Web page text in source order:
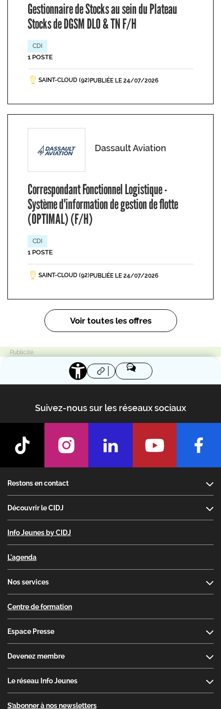
Gestionnaire de Stocks au sein du Plateau
Stocks de DGSM DLO & TN F/H
CDI
1 POSTE
SAINT-CLOUD (92) PUBLIÉE LE 24/07/2026
Dassault Aviation
Correspondant Fonctionnel Logistique -
Système d'information de gestion de flotte
(OPTIMAL) (F/H)
CDI
1 POSTE
SAINT-CLOUD (92) PUBLIÉE LE 24/07/2026
Pagination
Voir toutes les offres
Suivez-nous sur les réseaux sociaux
Restons en contact
Découvrir le CIDJ
Info Jeunes by CIDJ
L'agenda
Nos services
Centre de formation
Espace Presse
Devenez membre
Le réseau Info Jeunes
S’abonner à nos newsletters